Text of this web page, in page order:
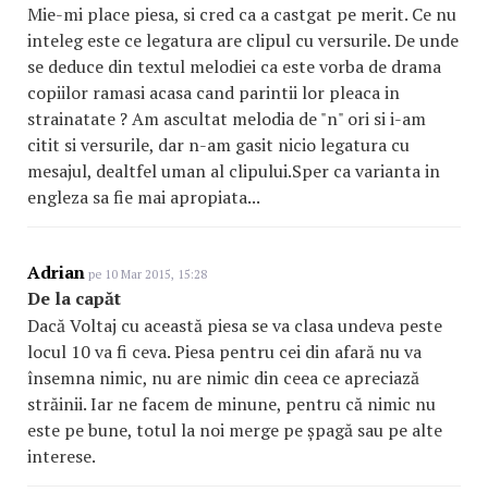
Mie-mi place piesa, si cred ca a castgat pe merit. Ce nu
inteleg este ce legatura are clipul cu versurile. De unde
se deduce din textul melodiei ca este vorba de drama
copiilor ramasi acasa cand parintii lor pleaca in
strainatate ? Am ascultat melodia de "n" ori si i-am
citit si versurile, dar n-am gasit nicio legatura cu
mesajul, dealtfel uman al clipului.Sper ca varianta in
engleza sa fie mai apropiata...
Adrian pe 10 Mar 2015, 15:28
De la capăt
Dacă Voltaj cu această piesa se va clasa undeva peste
locul 10 va fi ceva. Piesa pentru cei din afară nu va
însemna nimic, nu are nimic din ceea ce apreciază
străinii. Iar ne facem de minune, pentru că nimic nu
este pe bune, totul la noi merge pe șpagă sau pe alte
interese.